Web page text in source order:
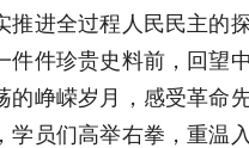
进全过程人民民主的
件珍贵史料前，回望
峥嵘岁月，感受革命
员们高举右拳，重温